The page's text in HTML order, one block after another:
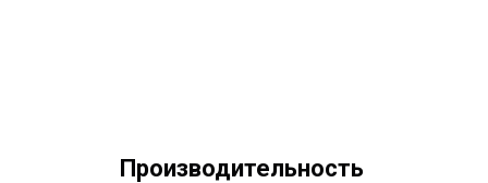
Производительность